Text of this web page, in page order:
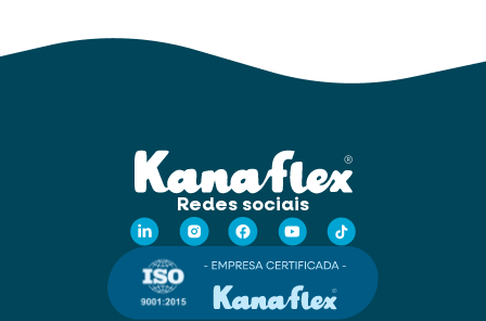
Redes sociais